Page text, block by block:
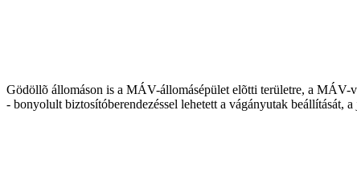
Gödöllõ állomáson is a MÁV-állomásépület elõtti területre, a MÁV-
- bonyolult biztosítóberendezéssel lehetett a vágányutak beállítását,